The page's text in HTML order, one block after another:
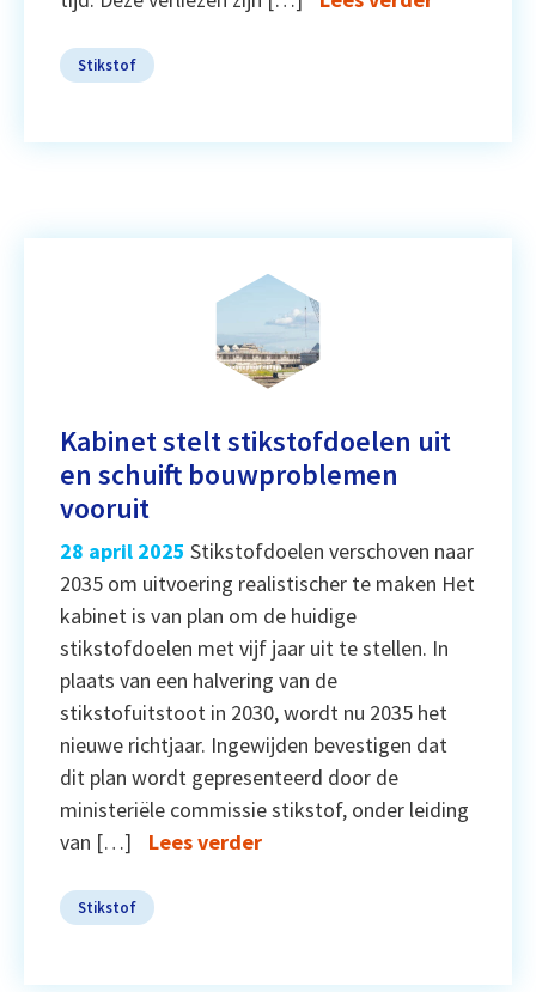
Stikstof
Kabinet stelt stikstofdoelen uit
en schuift bouwproblemen
vooruit
28 april 2025 Stikstofdoelen verschoven naar
2035 om uitvoering realistischer te maken Het
kabinet is van plan om de huidige
stikstofdoelen met vijf jaar uit te stellen. In
plaats van een halvering van de
stikstofuitstoot in 2030, wordt nu 2035 het
nieuwe richtjaar. Ingewijden bevestigen dat
dit plan wordt gepresenteerd door de
ministeriële commissie stikstof, onder leiding
van […]
Lees verder
Stikstof